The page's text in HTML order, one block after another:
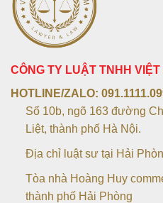
CÔNG TY LUẬT TNHH VIỆT
HOTLINE/ZALO:
Số 10b, ngõ 163 đường
Liệt, thành phố Hà Nội.
Địa chỉ luật sư tại Hải
Tòa nhà Hoàng Huy
thành phố Hải Phòng